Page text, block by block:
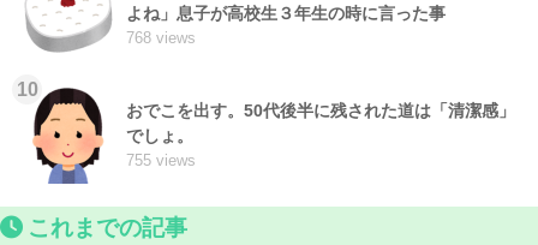
よね」息子が高校生３年生の時に言った事
768 views
10
おでこを出す。50代後半に残された道は「清潔感」
でしょ。
755 views
これまでの記事